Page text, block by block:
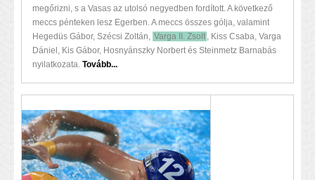
megőrizni, s a Vasas az utolsó negyedben fordított. A következő
meccs pénteken lesz Egerben. A meccs összes gólja, valamint
Hegedüs Gábor, Szécsi Zoltán,
Varga II. Zsolt
, Kiss Csaba, Varga
Dániel, Kis Gábor, Hosnyánszky Norbert és Steinmetz Barnabás
nyilatkozata. Tovább...